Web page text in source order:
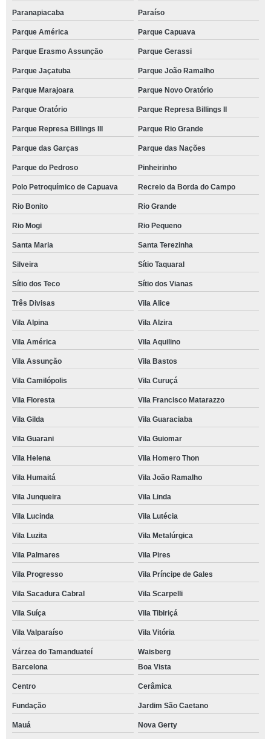
Paranapiacaba Paraíso
Parque América Parque Capuava
Parque Erasmo Assunção Parque Gerassi
Parque Jaçatuba Parque João Ramalho
Parque Marajoara Parque Novo Oratório
Parque Oratório Parque Represa Billings II
Parque Represa Billings III Parque Rio Grande
Parque das Garças Parque das Nações
Parque do Pedroso Pinheirinho
Polo Petroquímico de Capuava Recreio da Borda do Campo
Rio Bonito Rio Grande
Rio Mogi Rio Pequeno
Santa Maria Santa Terezinha
Silveira Sítio Taquaral
Sítio dos Teco Sítio dos Vianas
Três Divisas Vila Alice
Vila Alpina Vila Alzira
Vila América Vila Aquilino
Vila Assunção Vila Bastos
Vila Camilópolis Vila Curuçá
Vila Floresta Vila Francisco Matarazzo
Vila Gilda Vila Guaraciaba
Vila Guarani Vila Guiomar
Vila Helena Vila Homero Thon
Vila Humaitá Vila João Ramalho
Vila Junqueira Vila Linda
Vila Lucinda Vila Lutécia
Vila Luzita Vila Metalúrgica
Vila Palmares Vila Pires
Vila Progresso Vila Príncipe de Gales
Vila Sacadura Cabral Vila Scarpelli
Vila Suíça Vila Tibiriçá
Vila Valparaíso Vila Vitória
Várzea do Tamanduateí
Waisberg
Barcelona
Boa Vista
Centro Cerâmica
Fundação Jardim São Caetano
Mauá Nova Gerty